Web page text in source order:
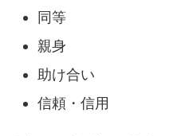
同等
親身
助け合い
信頼・信用